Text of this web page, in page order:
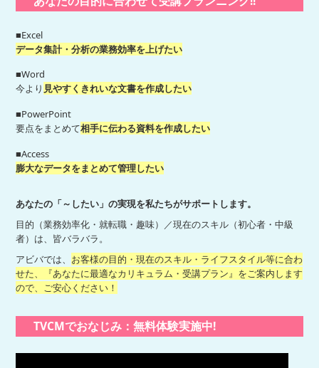
■Excel
データ集計・分析の業務効率を上げたい
■Word
今より 見やすくきれいな文書を作成したい
■PowerPoint
要点をまとめて相手に伝わる資料を作成したい
■Access
膨大なデータをまとめて管理したい
あなたの「～したい」の実現を私たちがサポートします。
目的（業務効率化・就転職・趣味）／現在のスキル（初心者・中級
者）は、皆バラバラ。
アビバでは、 お客様の目的・現在のスキル・ライフスタイル等に合わ
せた、『あなたに最適なカリキュラム・受講プラン』をご案内します
ので、ご安心ください！
TVCMでおなじみ：無料体験実施中!